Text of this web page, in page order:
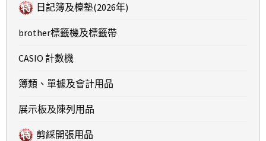
日記簿及檯墊(2026年)
brother標籤機及標籤帶
CASIO 計數機
簿類、單據及會計用品
展示板及陳列用品
剪綵開張用品